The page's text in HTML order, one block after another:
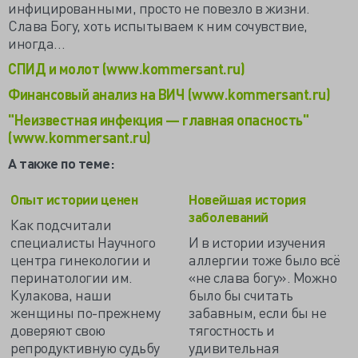
инфицированными, просто не повезло в жизни.
Слава Богу, хоть испытываем к ним сочувствие,
иногда…
СПИД и молот (www.kommersant.ru)
Финансовый анализ на ВИЧ (www.kommersant.ru)
"Неизвестная инфекция — главная опасность"
(www.kommersant.ru)
А также по теме:
Опыт истории ценен
Как подсчитали
специалисты Научного
центра гинекологии и
перинатологии им.
Кулакова, наши
женщины по-прежнему
доверяют свою
репродуктивную судьбу
Новейшая история
заболеваний
И в истории изучения
аллергии тоже было всё
«не слава богу». Можно
было бы считать
забавным, если бы не
тягостность и
удивительная